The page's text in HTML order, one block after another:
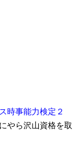
時事能力検定２
やら沢山資格を取